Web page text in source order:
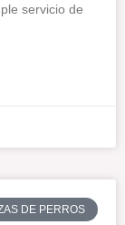
servicio de
DE PERROS